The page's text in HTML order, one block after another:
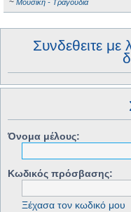
~ Μουσική - Τραγούδια
Συνδεθειτε με
Όνομα μέλους:
Κωδικός πρόσβασης:
Ξέχασα τον κωδικό μου